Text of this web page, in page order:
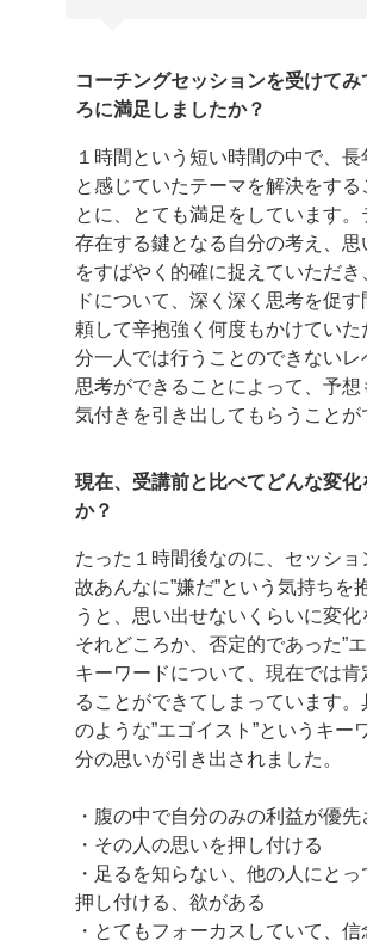
コーチングセッションを受けてみ
ろに満足しましたか？
１時間という短い時間の中で、
と感じていたテーマを解決をする
とに、とても満足をしています。
存在する鍵となる自分の考え、思
をすばやく的確に捉えていただ
ドについて、深く深く思考を促
頼して辛抱強く何度もかけていた
分一人では行うことのできない
思考ができることによって、予
気付きを引き出してもらうことが
現在、受講前と比べてどんな変
か？
たった１時間後なのに、セッシ
故あんなに”嫌だ”という気持ちを
うと、思い出せないくらいに変化
それどころか、否定的であった”
キーワードについて、現在では肯
ることができてしまっています
のような”エゴイスト”というキー
分の思いが引き出されました。
・腹の中で自分のみの利益が優先
・その人の思いを押し付ける
・足るを知らない、他の人にと
押し付ける、欲がある
・とてもフォーカスしていて、